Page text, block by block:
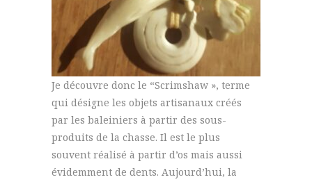
Je découvre donc le “Scrimshaw », terme
qui désigne les objets artisanaux créés
par les baleiniers à partir des sous-
produits de la chasse. Il est le plus
souvent réalisé à partir d’os mais aussi
évidemment de dents. Aujourd’hui, la